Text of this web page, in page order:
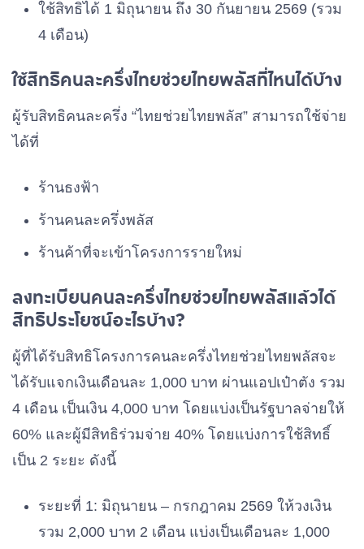
ใช้สิทธิได้ 1 มิถุนายน ถึง 30 กันยายน 2569 (รวม
4 เดือน)
ใช้สิทธิคนละครึ่งไทยช่วยไทยพลัสที่ไหนได้บ้าง
ผู้รับสิทธิคนละครึ่ง “ไทยช่วยไทยพลัส” สามารถใช้จ่าย
ได้ที่
ร้านธงฟ้า
ร้านคนละครึ่งพลัส
ร้านค้าที่จะเข้าโครงการรายใหม่
ลงทะเบียนคนละครึ่งไทยช่วยไทยพลัสแล้วได้
สิทธิประโยชน์อะไรบ้าง?
ผู้ที่ได้รับสิทธิโครงการคนละครึ่งไทยช่วยไทยพลัสจะ
ได้รับแจกเงินเดือนละ 1,000 บาท ผ่านแอปเป๋าตัง รวม
4 เดือน เป็นเงิน 4,000 บาท โดยแบ่งเป็นรัฐบาลจ่ายให้
60% และผู้มีสิทธิร่วมจ่าย 40% โดยแบ่งการใช้สิทธิ์
เป็น 2 ระยะ ดังนี้
ระยะที่ 1: มิถุนายน – กรกฎาคม 2569 ให้วงเงิน
รวม 2,000 บาท 2 เดือน แบ่งเป็นเดือนละ 1,000